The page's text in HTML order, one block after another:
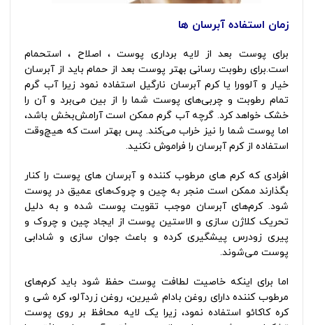
زمان استفاده آبرسان ها
برای پوست بعد از لایه برداری پوست ، اصلاح ، استحمام
است.برای رطوبت رسانی بهتر پوست بعد از حمام باید از آبرسان
خیار و آلوورا یا کرم آبرسان نارگیل استفاده نمود زیرا آب گرم
تمام رطوبت و چربی‌های پوست شما را از بین می‌برد و آن را
خشک خواهد کرد. گرچه آب گرم ممکن است آرامش‌بخش باشد،
اما پوست شما را نیز خراب می‌کند. پس بهتر است که هیچ‌وقت
استفاده از کرم آبرسان را فراموش نکنید.
افرادی که کرم های مرطوب کننده و آبرسان های پوست را کنار
بگذارند ممکن است منجر به چین و چروک‌های عمیق در پوست
شود. کرم‌های آبرسان موجب تقویت پوست شده و به دلیل
تحریک کلاژن سازی و الاستین پوست از ایجاد چین و چروک و
پیری زودرس پیشگیری کرده و باعث جوان سازی و شادابی
پوست می‌شوند.
اما برای اینکه خاصیت لطافت پوست حفظ شود باید کرم‌های
مرطوب کننده دارای روغن بادام شیرین، روغن زردآلو، کره شی و
کره کاکائو استفاده نمود، زیرا یک لایه محافظ بر روی پوست